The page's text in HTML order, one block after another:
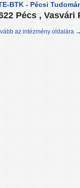
BTK - Pécsi
Pécs , Vasvári
az intézmény oldalára →